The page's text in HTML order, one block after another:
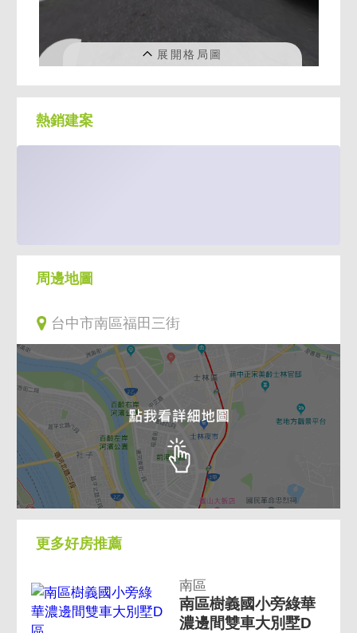
熱銷建案
周邊地圖
台中市南區福田三街
更多好房推薦
南區
南區樹義國小旁綠華
濃邊間雙車大別墅D